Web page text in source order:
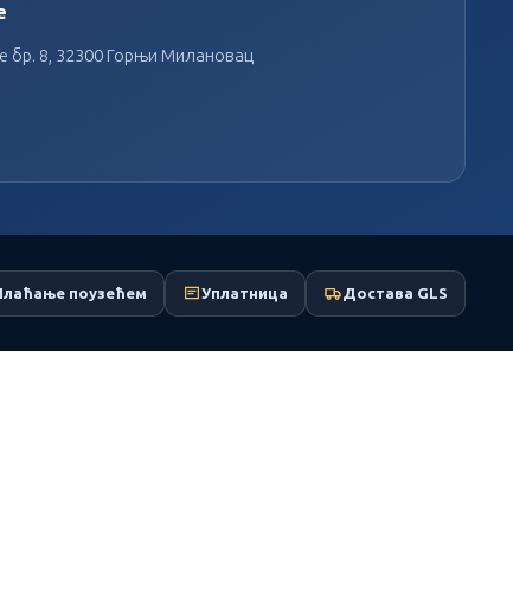
бр. 8, 32300 Горњи Милановац
поузећем Уплатница Достава GLS
or with swipe gestures.